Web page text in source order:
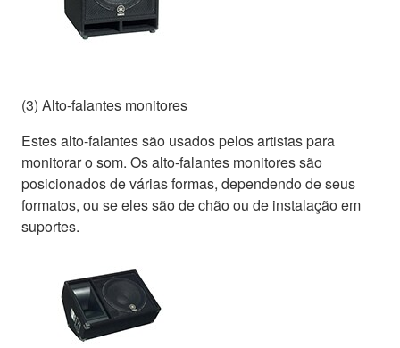
(3) Alto-falantes monitores
Estes alto-falantes são usados pelos artistas para
monitorar o som. Os alto-falantes monitores são
posicionados de várias formas, dependendo de seus
formatos, ou se eles são de chão ou de instalação em
suportes.